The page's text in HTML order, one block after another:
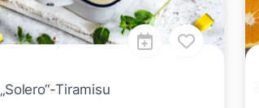
„Solero“-Tiramisu